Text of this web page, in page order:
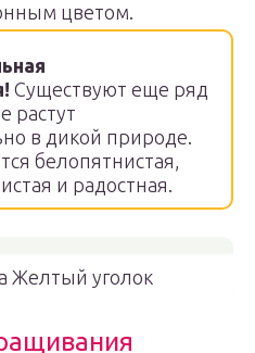
цветом.
Существуют еще ряд
растут
в дикой природе.
белопятнистая,
и радостная.
Желтый уголок